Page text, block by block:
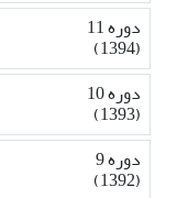
دوره 11
(1394)
دوره 10
(1393)
دوره 9
(1392)